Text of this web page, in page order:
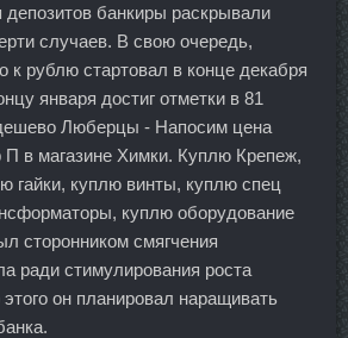
депозитов банкиры раскрывали
случаев. В свою очередь,
к рублю стартовал в конце декабря
января достиг отметки в 81
Люберцы - Напосим цена
П в магазине Химки. Куплю Крепеж,
гайки, куплю винты, куплю спец
куплю оборудование
сторонником смягчения
ради стимулирования роста
он планировал наращивать